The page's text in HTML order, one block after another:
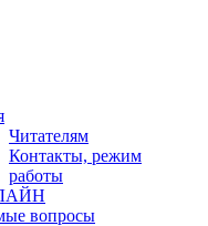
Читателям
Контакты, режим
работы
вопросы